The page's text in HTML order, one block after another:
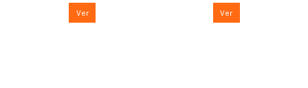
Ver Ver